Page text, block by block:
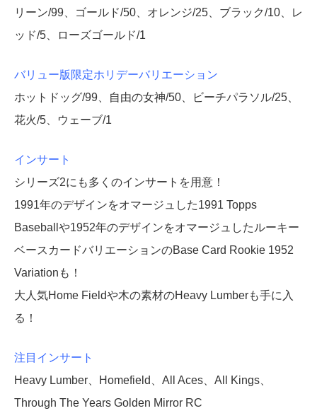
リーン/99、ゴールド/50、オレンジ/25、ブラック/10、レ
ッド/5、ローズゴールド/1
バリュー版限定ホリデーバリエーション
ホットドッグ/99、自由の女神/50、ビーチパラソル/25、
花火/5、ウェーブ/1
インサート
シリーズ2にも多くのインサートを用意！
1991年のデザインをオマージュした1991 Topps
Baseballや1952年のデザインをオマージュしたルーキー
ベースカードバリエーションのBase Card Rookie 1952
Variationも！
大人気Home Fieldや木の素材のHeavy Lumberも手に入
る！
注目インサート
Heavy Lumber、Homefield、All Aces、All Kings、
Through The Years Golden Mirror RC